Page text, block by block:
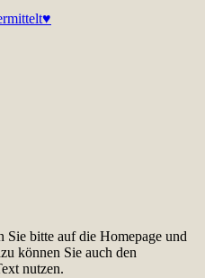
Sie bitte auf die Homepage und
können Sie auch den
nutzen.